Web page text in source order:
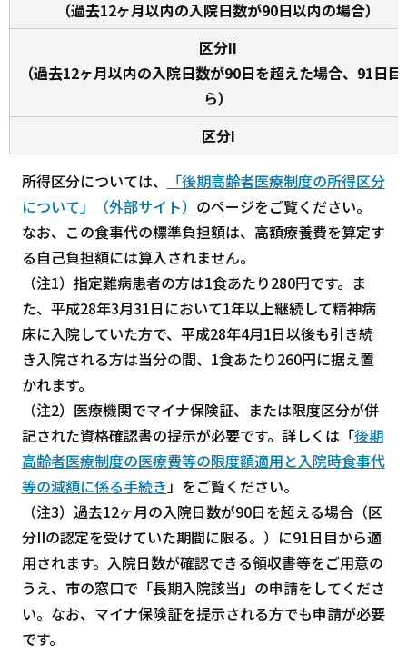
（過去12ヶ月以内の入院日数が90日以内の場合）
区分II
（過去12ヶ月以内の入院日数が90日を超えた場合、91日目
ら）
区分I
所得区分については、
「後期高齢者医療制度の所得区分
について」（外部サイト） のページをご覧ください。
なお、この食事代の標準負担額は、高額療養費を算定す
る自己負担額には算入されません。
（注1）指定難病患者の方は1食あたり280円です。ま
た、平成28年3月31日において1年以上継続して精神病
床に入院していた方で、平成28年4月1日以後も引き続
き入院される方は当分の間、1食あたり260円に据え置
かれます。
（注2）医療機関でマイナ保険証、または限度区分が併
記された資格確認書の提示が必要です。詳しくは「後期
高齢者医療制度の医療費等の限度額適用と入院時食事代
等の減額に係る手続き」をご覧ください。
（注3）過去12ヶ月の入院日数が90日を超える場合（区
分IIの認定を受けていた期間に限る。）に91日目から適
用されます。入院日数が確認できる領収書等をご用意の
うえ、市の窓口で「長期入院該当」の申請をしてくださ
い。なお、マイナ保険証を提示される方でも申請が必要
です。